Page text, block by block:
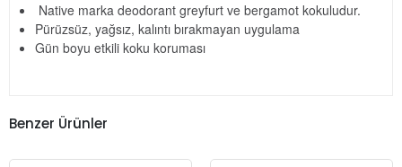
Native marka deodorant greyfurt ve bergamot kokuludur.
Pürüzsüz, yağsız, kalıntı bırakmayan uygulama
Gün boyu etkili koku koruması
Benzer Ürünler